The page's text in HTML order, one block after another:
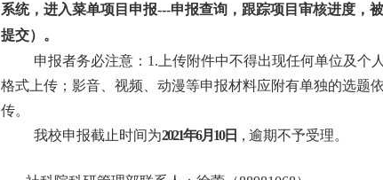
系统，进入菜单项目申报---申报查询，跟踪项目审核进度，
提交） 。
申报者务必注意： 1. 上传附件中不得出现任何单位及个
格式上传；影音、视频、动漫等申报材料应附有单独的选题
传。
我校申报截止时间为2021年6月10日 ， 逾期不予受理。